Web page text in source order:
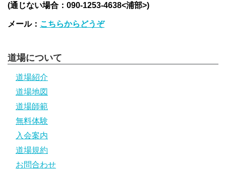
(通じない場合：090-1253-4638<浦部>)
メール： こちらからどうぞ
道場について
道場紹介
道場地図
道場師範
無料体験
入会案内
道場規約
お問合わせ